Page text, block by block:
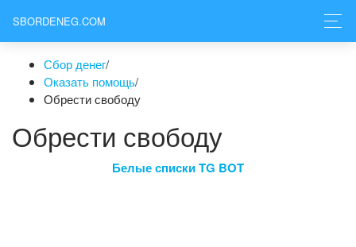
SBORDENEG.COM
Сбор денег/
Оказать помощь/
Обрести свободу
Обрести свободу
Белые списки TG BOT